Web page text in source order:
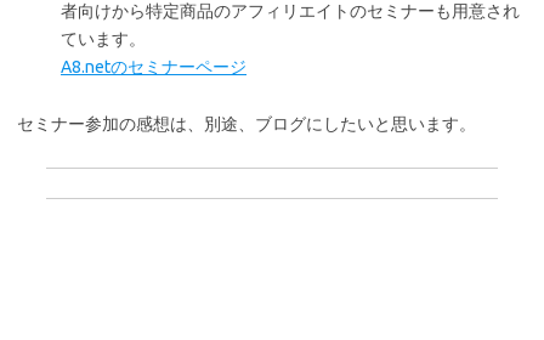
者向けから特定商品のアフィリエイトのセミナーも用意され
ています。
A8.netのセミナーページ
セミナー参加の感想は、別途、ブログにしたいと思います。